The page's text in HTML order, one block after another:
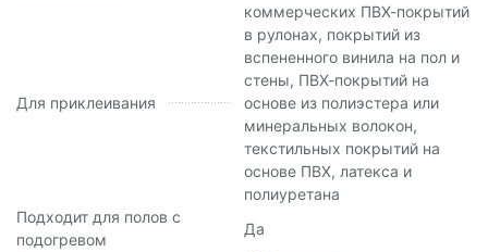
Для приклеивания
коммерческих ПВХ-покрытий
в рулонах, покрытий из
вспененного винила на пол и
стены, ПВХ-покрытий на
основе из полиэстера или
минеральных волокон,
текстильных покрытий на
основе ПВХ, латекса и
полиуретана
Подходит для полов с
подогревом
Да